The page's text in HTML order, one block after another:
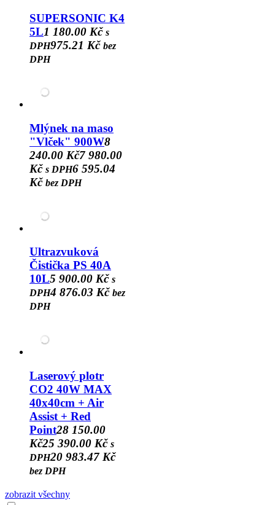
SUPERSONIC K4
5L1 180.00 Kč s
DPH975.21 Kč bez
DPH
Mlýnek na maso
"Vlček" 900W8
240.00 Kč7 980.00
Kč s DPH6 595.04
Kč bez DPH
Ultrazvuková
Čistička PS 40A
10L5 900.00 Kč s
DPH4 876.03 Kč bez
DPH
Laserový plotr
CO2 40W MAX
40x40cm + Air
Assist + Red
Point28 150.00
Kč25 390.00 Kč s
DPH20 983.47 Kč
bez DPH
zobrazit všechny